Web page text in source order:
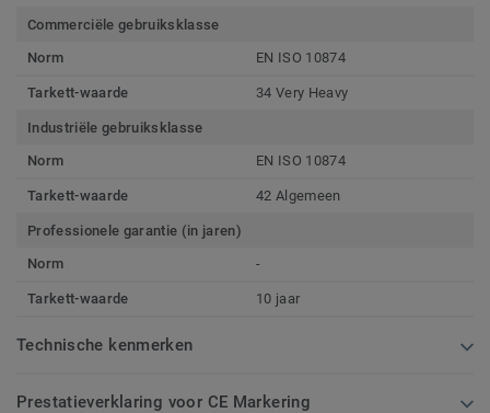
Commerciële gebruiksklasse
Norm
EN ISO 10874
Tarkett-waarde 34 Very Heavy
Industriële gebruiksklasse
Norm
EN ISO 10874
Tarkett-waarde 42 Algemeen
Professionele garantie (in jaren)
Norm
-
Tarkett-waarde 10 jaar
Technische kenmerken
Prestatieverklaring voor CE Markering